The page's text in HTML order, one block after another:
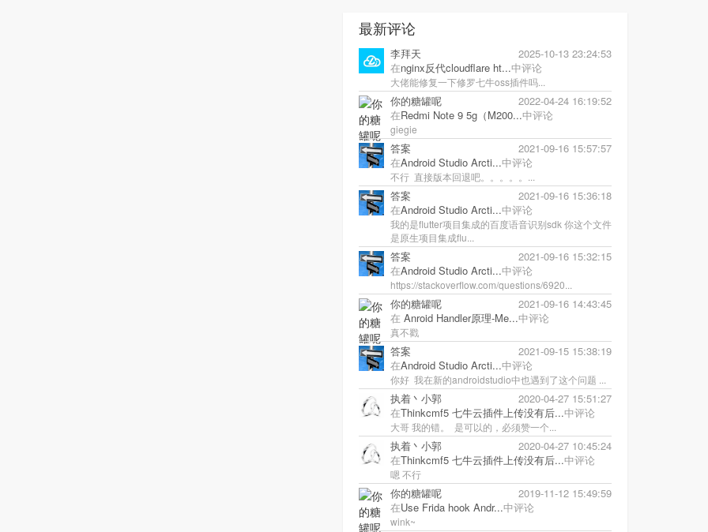
最新评论
李拜天
2025-10-13 23:24:53
在nginx反代cloudflare ht...中评论
大佬能修复一下修罗七牛oss插件吗...
你的糖罐呢
2022-04-24 16:19:52
在Redmi Note 9 5g（M200...中评论
giegie
答案
2021-09-16 15:57:57
在Android Studio Arcti...中评论
不行 直接版本回退吧。。。。。...
答案
2021-09-16 15:36:18
在Android Studio Arcti...中评论
我的是flutter项目集成的百度语音识别sdk 你这个文件
是原生项目集成flu...
答案
2021-09-16 15:32:15
在Android Studio Arcti...中评论
https://stackoverflow.com/questions/6920...
你的糖罐呢
2021-09-16 14:43:45
在 Anroid Handler原理-Me...中评论
真不戳
答案
2021-09-15 15:38:19
在Android Studio Arcti...中评论
你好 我在新的androidstudio中也遇到了这个问题 ...
执着丶小郭
2020-04-27 15:51:27
在Thinkcmf5 七牛云插件上传没有后...中评论
大哥 我的错。 是可以的，必须赞一个...
执着丶小郭
2020-04-27 10:45:24
在Thinkcmf5 七牛云插件上传没有后...中评论
嗯 不行
你的糖罐呢
2019-11-12 15:49:59
在Use Frida hook Andr...中评论
wink~